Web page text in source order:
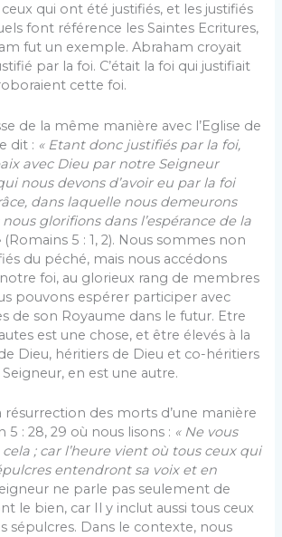
qui ont été justifiés, et les justifiés
font référence les Saintes Ecritures,
fut un exemple. Abraham croyait
par la foi. C’était la foi qui justifiait
cette foi.
de la même manière avec l’Eglise de
dit : « Etant donc justifiés par la foi,
avec Dieu par notre Seigneur
nous devons d’avoir eu par la foi
dans laquelle nous demeurons
glorifions dans l’espérance de la
(Romains 5 : 1, 2). Nous sommes non
du péché, mais nous accédons
notre foi, au glorieux rang de membres
pouvons espérer participer avec
de son Royaume dans le futur. Etre
est une chose, et être élevés à la
Dieu, héritiers de Dieu et co-héritiers
en est une autre.
résurrection des morts d’une manière
5 : 28, 29 où nous lisons : « Ne vous
; car l’heure vient où tous ceux qui
entendront sa voix et en
ne parle pas seulement de
le bien, car Il y inclut aussi tous ceux
sépulcres. Dans le contexte, nous